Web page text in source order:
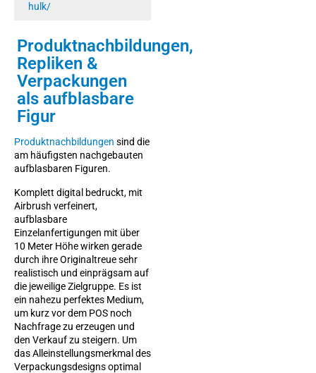
hulk/
Produktnachbildungen,
Repliken &
Verpackungen
als aufblasbare
Figur
Produktnachbildungen sind die
am häufigsten nachgebauten
aufblasbaren Figuren.
Komplett digital bedruckt, mit
Airbrush verfeinert,
aufblasbare
Einzelanfertigungen mit über
10 Meter Höhe wirken gerade
durch ihre Originaltreue sehr
realistisch und einprägsam auf
die jeweilige Zielgruppe. Es ist
ein nahezu perfektes Medium,
um kurz vor dem POS noch
Nachfrage zu erzeugen und
den Verkauf zu steigern. Um
das Alleinstellungsmerkmal des
Verpackungsdesigns optimal